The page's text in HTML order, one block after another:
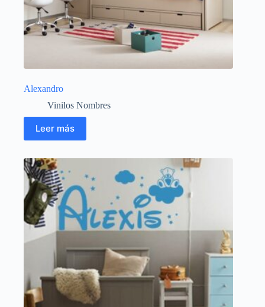
Alexandro
Vinilos Nombres
Leer más